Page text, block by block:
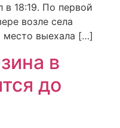
в 18:19. По первой
возле села
место выехала […]
в
до